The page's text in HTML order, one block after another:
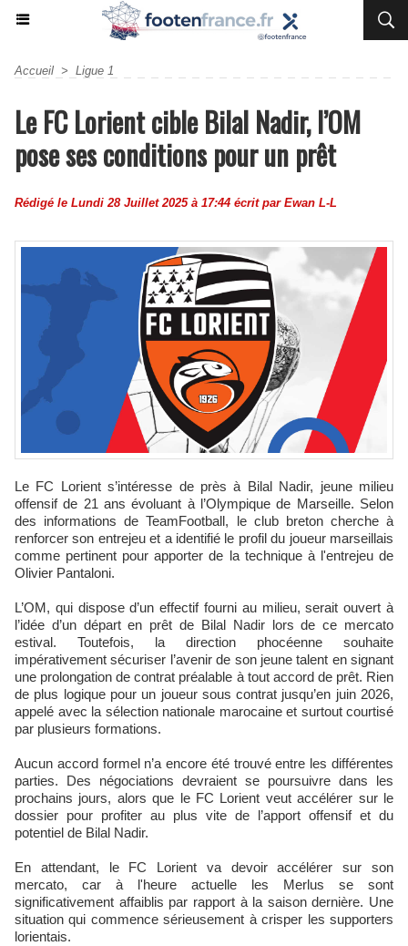
Accueil > Ligue 1
Le FC Lorient cible Bilal Nadir, l’OM
pose ses conditions pour un prêt
Rédigé le Lundi 28 Juillet 2025 à 17:44 écrit par Ewan L-L
Le FC Lorient s’intéresse de près à Bilal Nadir, jeune milieu
offensif de 21 ans évoluant à l’Olympique de Marseille. Selon
des informations de TeamFootball, le club breton cherche à
renforcer son entrejeu et a identifié le profil du joueur marseillais
comme pertinent pour apporter de la technique à l'entrejeu de
Olivier Pantaloni.
L’OM, qui dispose d’un effectif fourni au milieu, serait ouvert à
l’idée d’un départ en prêt de Bilal Nadir lors de ce mercato
estival. Toutefois, la direction phocéenne souhaite
impérativement sécuriser l’avenir de son jeune talent en signant
une prolongation de contrat préalable à tout accord de prêt. Rien
de plus logique pour un joueur sous contrat jusqu’en juin 2026,
appelé avec la sélection nationale marocaine et surtout courtisé
par plusieurs formations.
Aucun accord formel n’a encore été trouvé entre les différentes
parties. Des négociations devraient se poursuivre dans les
prochains jours, alors que le FC Lorient veut accélérer sur le
dossier pour profiter au plus vite de l’apport offensif et du
potentiel de Bilal Nadir.
En attendant, le FC Lorient va devoir accélérer sur son
mercato, car à l'heure actuelle les Merlus se sont
significativement affaiblis par rapport à la saison dernière. Une
situation qui commence sérieusement à crisper les supporters
lorientais.